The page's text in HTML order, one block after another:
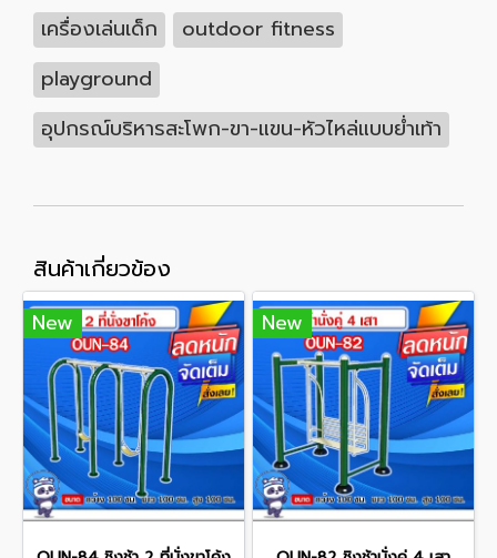
เครื่องเล่นเด็ก
outdoor fitness
playground
อุปกรณ์บริหารสะโพก-ขา-แขน-หัวไหล่แบบย่ำเท้า
สินค้าเกี่ยวข้อง
New New